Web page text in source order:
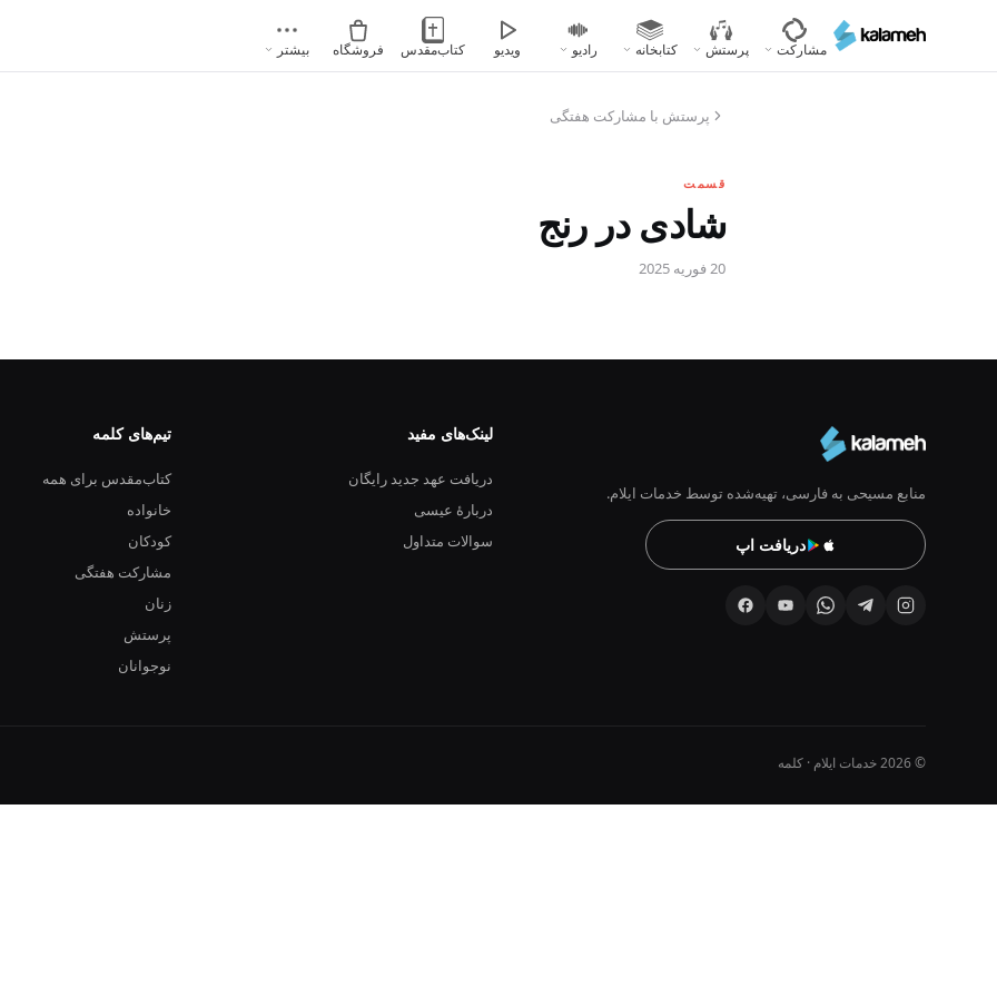
محتوای
مشارکت پرستش کتابخانه رادیو ویدیو کتاب‌مقدس فروشگاه بیشتر
پرستش با مشارکت هفتگی
قسمت
شادی در رنج
20 فوریه 2025
منابع مسیحی به فارسی، تهیه‌شده توسط خدمات ایلام.
دریافت اپ
لینک‌های مفید
دریافت عهد جدید رایگان
دربارهٔ عیسی
سوالات متداول
تیم‌های کلمه
کتاب‌مقدس برای همه
خانواده
کودکان
مشارکت هفتگی
زنان
پرستش
نوجوانان
© 2026 خدمات ایلام · کلمه